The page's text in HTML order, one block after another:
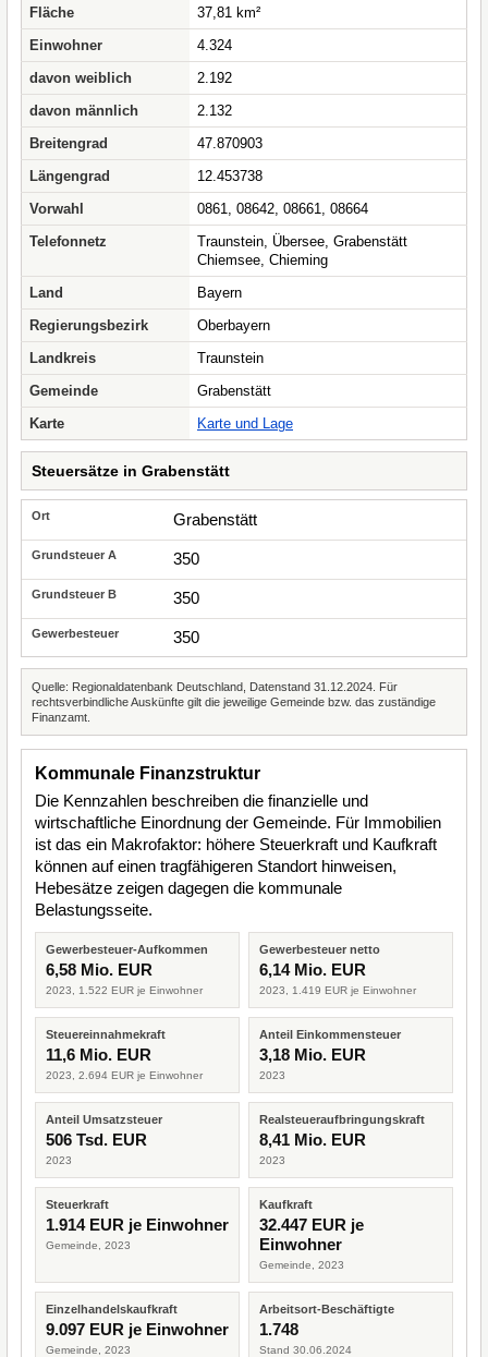
Fläche
37,81 km²
Einwohner
4.324
davon weiblich
2.192
davon männlich
2.132
Breitengrad
47.870903
Längengrad
12.453738
Vorwahl
0861, 08642, 08661, 08664
Telefonnetz
Traunstein, Übersee, Grabenstätt
Chiemsee, Chieming
Land
Bayern
Regierungsbezirk
Oberbayern
Landkreis
Traunstein
Gemeinde
Grabenstätt
Karte
Karte und Lage
Steuersätze in Grabenstätt
Grabenstätt
350
350
350
Quelle: Regionaldatenbank Deutschland, Datenstand 31.12.2024. Für
rechtsverbindliche Auskünfte gilt die jeweilige Gemeinde bzw. das zuständige
Finanzamt.
Kommunale Finanzstruktur
Die Kennzahlen beschreiben die finanzielle und
wirtschaftliche Einordnung der Gemeinde. Für Immobilien
ist das ein Makrofaktor: höhere Steuerkraft und Kaufkraft
können auf einen tragfähigeren Standort hinweisen,
Hebesätze zeigen dagegen die kommunale
Belastungsseite.
Gewerbesteuer-Aufkommen
6,58 Mio. EUR
2023, 1.522 EUR je Einwohner
Gewerbesteuer netto
6,14 Mio. EUR
2023, 1.419 EUR je Einwohner
Steuereinnahmekraft
11,6 Mio. EUR
2023, 2.694 EUR je Einwohner
Anteil Einkommensteuer
3,18 Mio. EUR
2023
Anteil Umsatzsteuer
506 Tsd. EUR
2023
Realsteueraufbringungskraft
8,41 Mio. EUR
2023
Steuerkraft
1.914 EUR je Einwohner
Gemeinde, 2023
Kaufkraft
32.447 EUR je
Einwohner
Gemeinde, 2023
Einzelhandelskaufkraft
9.097 EUR je Einwohner
Gemeinde, 2023
Arbeitsort-Beschäftigte
1.748
Stand 30.06.2024